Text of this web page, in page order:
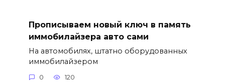
Прописываем новый ключ в память
иммобилайзера авто сами
На автомобилях, штатно оборудованных
иммобилайзером
0 120